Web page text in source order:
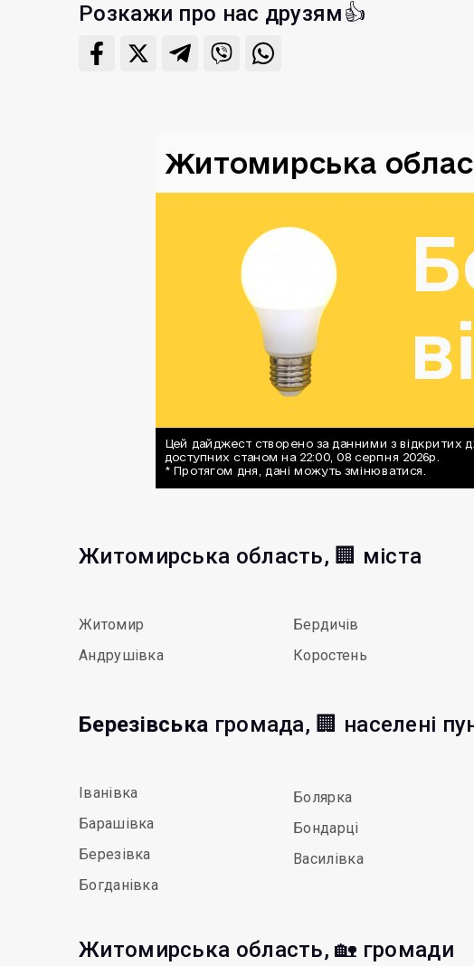
Розкажи про нас друзям👍
Житомирська область, 🏢 міста
Житомир
Андрушівка
Бердичів
Коростень
Березівська громада, 🏢 населені
Іванівка
Барашівка
Березівка
Богданівка
Болярка
Бондарці
Василівка
Житомирська область, 🏡 громади